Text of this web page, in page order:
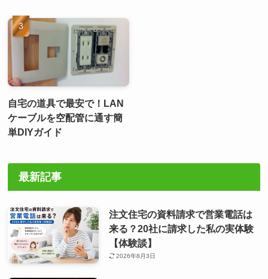
自宅の道具で最安で！LAN
ケーブルを空配管に通す簡
単DIYガイド
最新記事
注文住宅の資料請求で営業電話は
来る？20社に請求した私の実体験
【体験談】
2026年8月3日